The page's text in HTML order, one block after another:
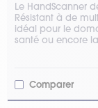
Le HandScanner
Résistant à de
idéal pour le
santé ou encore
Comparer